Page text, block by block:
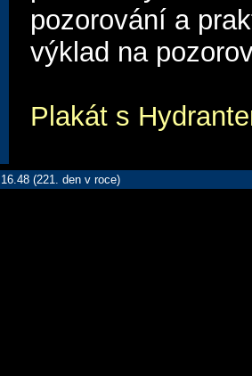
pozorování a
výklad na
Plakát s
(221. den v roce)